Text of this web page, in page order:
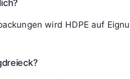
wird HDPE auf